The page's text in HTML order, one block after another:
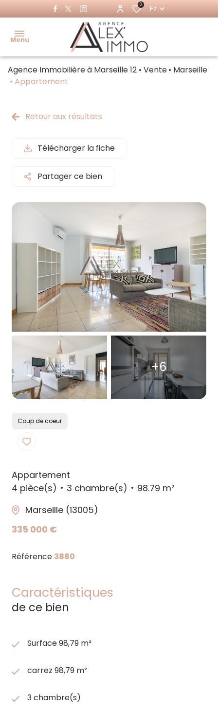
0 Fr
Menu
Accueil
Louer
Immo
pro
immo
immo pro
Estimer
Faire
agence
Contact
Agence Immobilière à Marseille 12 Vente
Marseille
Appartement
Retour aux résultats
Télécharger la fiche
Partager ce bien
+6
Coup de coeur
Appartement
4 pièce(s)
3 chambre(s)
98.79 m²
Marseille (13005)
335 000 €
Référence 3880
Caractéristiques
de ce bien
Surface 98,79 m²
carrez 98,79 m²
3 chambre(s)